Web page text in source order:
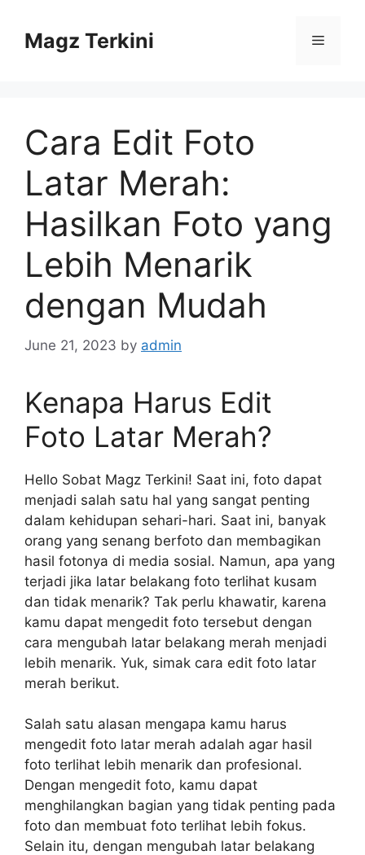
contentMagz Terkini Menu
Cara Edit Foto
Latar Merah:
Hasilkan Foto yang
Lebih Menarik
dengan Mudah
June 21, 2023 by admin
Kenapa Harus Edit
Foto Latar Merah?
Hello Sobat Magz Terkini! Saat ini, foto dapat
menjadi salah satu hal yang sangat penting
dalam kehidupan sehari-hari. Saat ini, banyak
orang yang senang berfoto dan membagikan
hasil fotonya di media sosial. Namun, apa yang
terjadi jika latar belakang foto terlihat kusam
dan tidak menarik? Tak perlu khawatir, karena
kamu dapat mengedit foto tersebut dengan
cara mengubah latar belakang merah menjadi
lebih menarik. Yuk, simak cara edit foto latar
merah berikut.
Salah satu alasan mengapa kamu harus
mengedit foto latar merah adalah agar hasil
foto terlihat lebih menarik dan profesional.
Dengan mengedit foto, kamu dapat
menghilangkan bagian yang tidak penting pada
foto dan membuat foto terlihat lebih fokus.
Selain itu, dengan mengubah latar belakang